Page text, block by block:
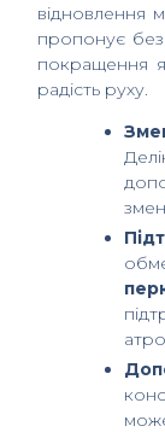
відновлення
пропонує
покращення
радість руху.